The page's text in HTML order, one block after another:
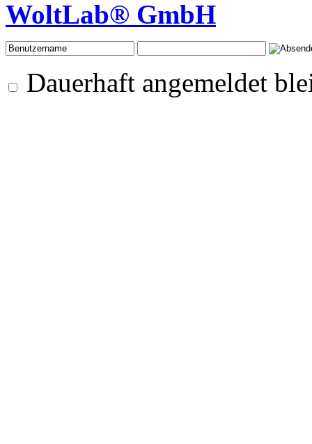
WoltLab® GmbH
Dauerhaft angemeldet